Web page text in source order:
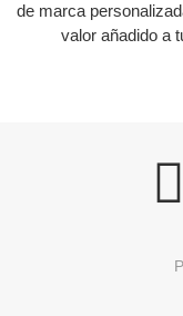
de marca
valor añadido a